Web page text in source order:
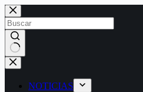
Saltar
al
contenido
Sin
resultados
NOTICIAS